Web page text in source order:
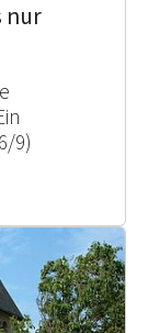
nur
9)